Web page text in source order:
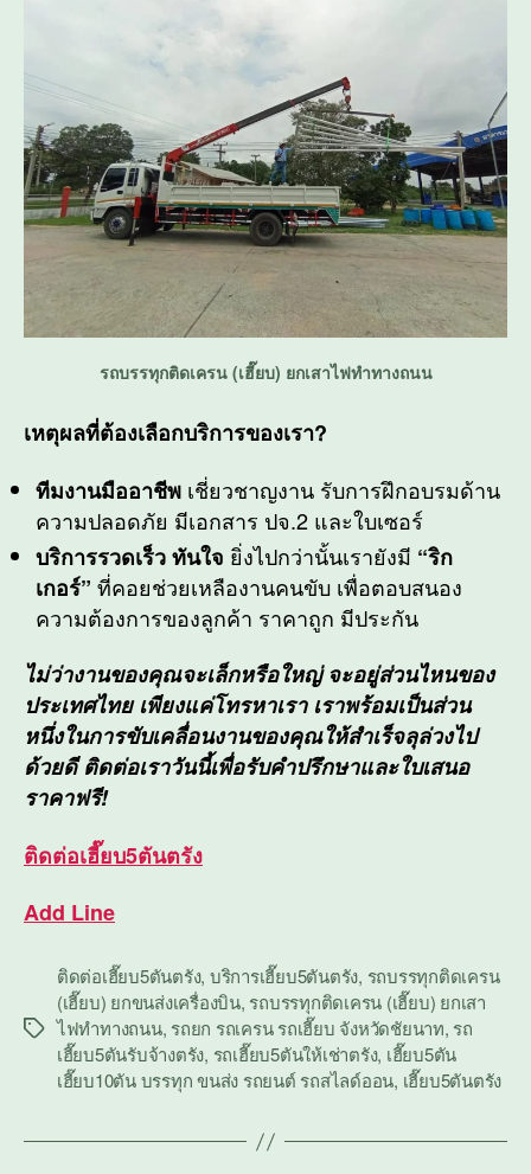
รถบรรทุกติดเครน (เฮี๊ยบ) ยกเสาไฟทำทางถนน
เหตุผลที่ต้องเลือกบริการของเรา?
ทีมงานมืออาชีพ เชี่ยวชาญงาน รับการฝึกอบรมด้าน
ความปลอดภัย มีเอกสาร ปจ.2 และใบเซอร์
บริการรวดเร็ว ทันใจ ยิ่งไปกว่านั้นเรายังมี “ริก
เกอร์” ที่คอยช่วยเหลืองานคนขับ เพื่อตอบสนอง
ความต้องการของลูกค้า ราคาถูก มีประกัน
ไม่ว่างานของคุณจะเล็กหรือใหญ่ จะอยู่ส่วนไหนของ
ประเทศไทย เพียงแค่โทรหาเรา เราพร้อมเป็นส่วน
หนึ่งในการขับเคลื่อนงานของคุณให้สำเร็จลุล่วงไป
ด้วยดี ติดต่อเราวันนี้เพื่อรับคำปรึกษาและใบเสนอ
ราคาฟรี!
ติดต่อเฮี๊ยบ5ตันตรัง
Add Line
Tags
ติดต่อเฮี๊ยบ5ตันตรัง, บริการเฮี๊ยบ5ตันตรัง, รถบรรทุกติดเครน
(เฮี๊ยบ) ยกขนส่งเครื่องบิน, รถบรรทุกติดเครน (เฮี๊ยบ) ยกเสา
ไฟทำทางถนน, รถยก รถเครน รถเฮี๊ยบ จังหวัดชัยนาท, รถ
เฮี๊ยบ5ตันรับจ้างตรัง, รถเฮี๊ยบ5ตันให้เช่าตรัง, เฮี๊ยบ5ตัน
เฮี๊ยบ10ตัน บรรทุก ขนส่ง รถยนต์ รถสไลด์ออน, เฮี๊ยบ5ตันตรัง